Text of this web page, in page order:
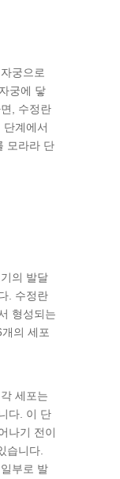
궁으로
궁에 닿
, 수정란
계에서
모라라 단
의 발달
. 수정란
형성되는
의 세포
세포는
다. 이 단
나기 전이
습니다.
부로 발